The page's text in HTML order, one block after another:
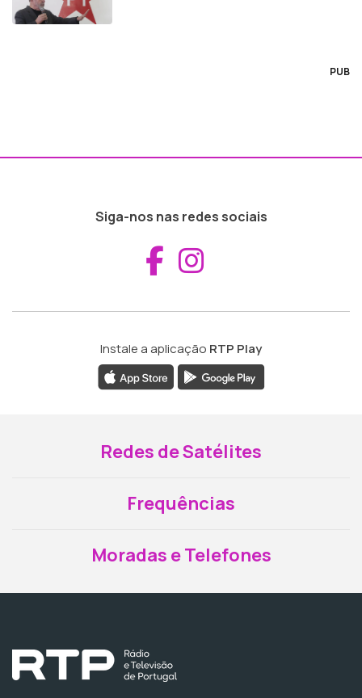
PUB
Siga-nos nas redes sociais
Aceder ao
Instale a aplicação RTP Play
Redes de Satélites
Frequências
Moradas e Telefones